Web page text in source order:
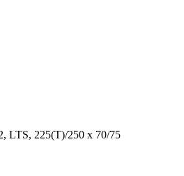
LTS, 225(T)/250 x 70/75